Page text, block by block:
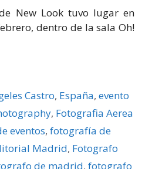
New Look tuvo lugar en
dentro de la sala Oh!
Castro, España,evento
, Fotografia Aerea
eventos, fotografía de
Madrid, Fotografo
de madrid, fotografo